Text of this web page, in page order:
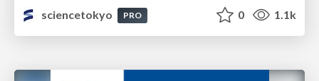
sciencetokyo
PRO 0 1.1k